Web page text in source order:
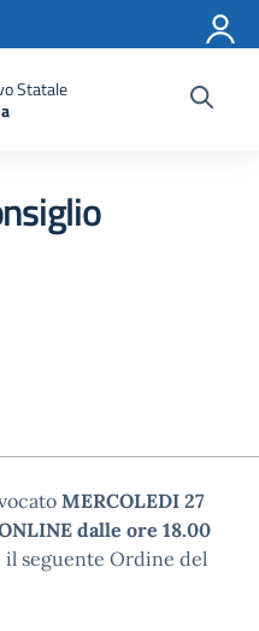
Statale
MERCOLEDI 27
dalle ore 18.00
seguente Ordine del